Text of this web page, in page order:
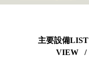
主要設備LIST
VIEW
/